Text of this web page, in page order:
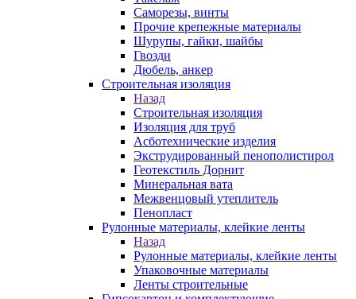
Саморезы, винты
Прочие крепежные материалы
Шурупы, гайки, шайбы
Гвозди
Дюбель, анкер
Строительная изоляция
Назад
Строительная изоляция
Изоляция для труб
Асботехнические изделия
Экструдированный пенополистирол
Геотекстиль Дорнит
Минеральная вата
Межвенцовый утеплитель
Пенопласт
Рулонные материалы, клейкие ленты
Назад
Рулонные материалы, клейкие ленты
Упаковочные материалы
Ленты строительные